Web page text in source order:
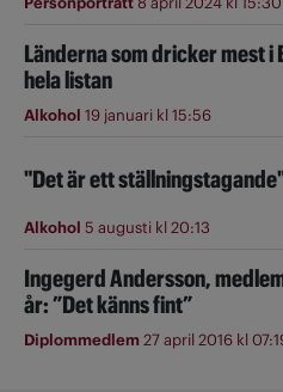
Länderna som dricker mest i
hela listan
Alkohol 19 januari kl 15:56
"Det är ett
Alkohol 5 augusti kl 20:13
Ingegerd Andersson,
år: ”Det känns fint”
Diplommedlem27 april 2016 kl